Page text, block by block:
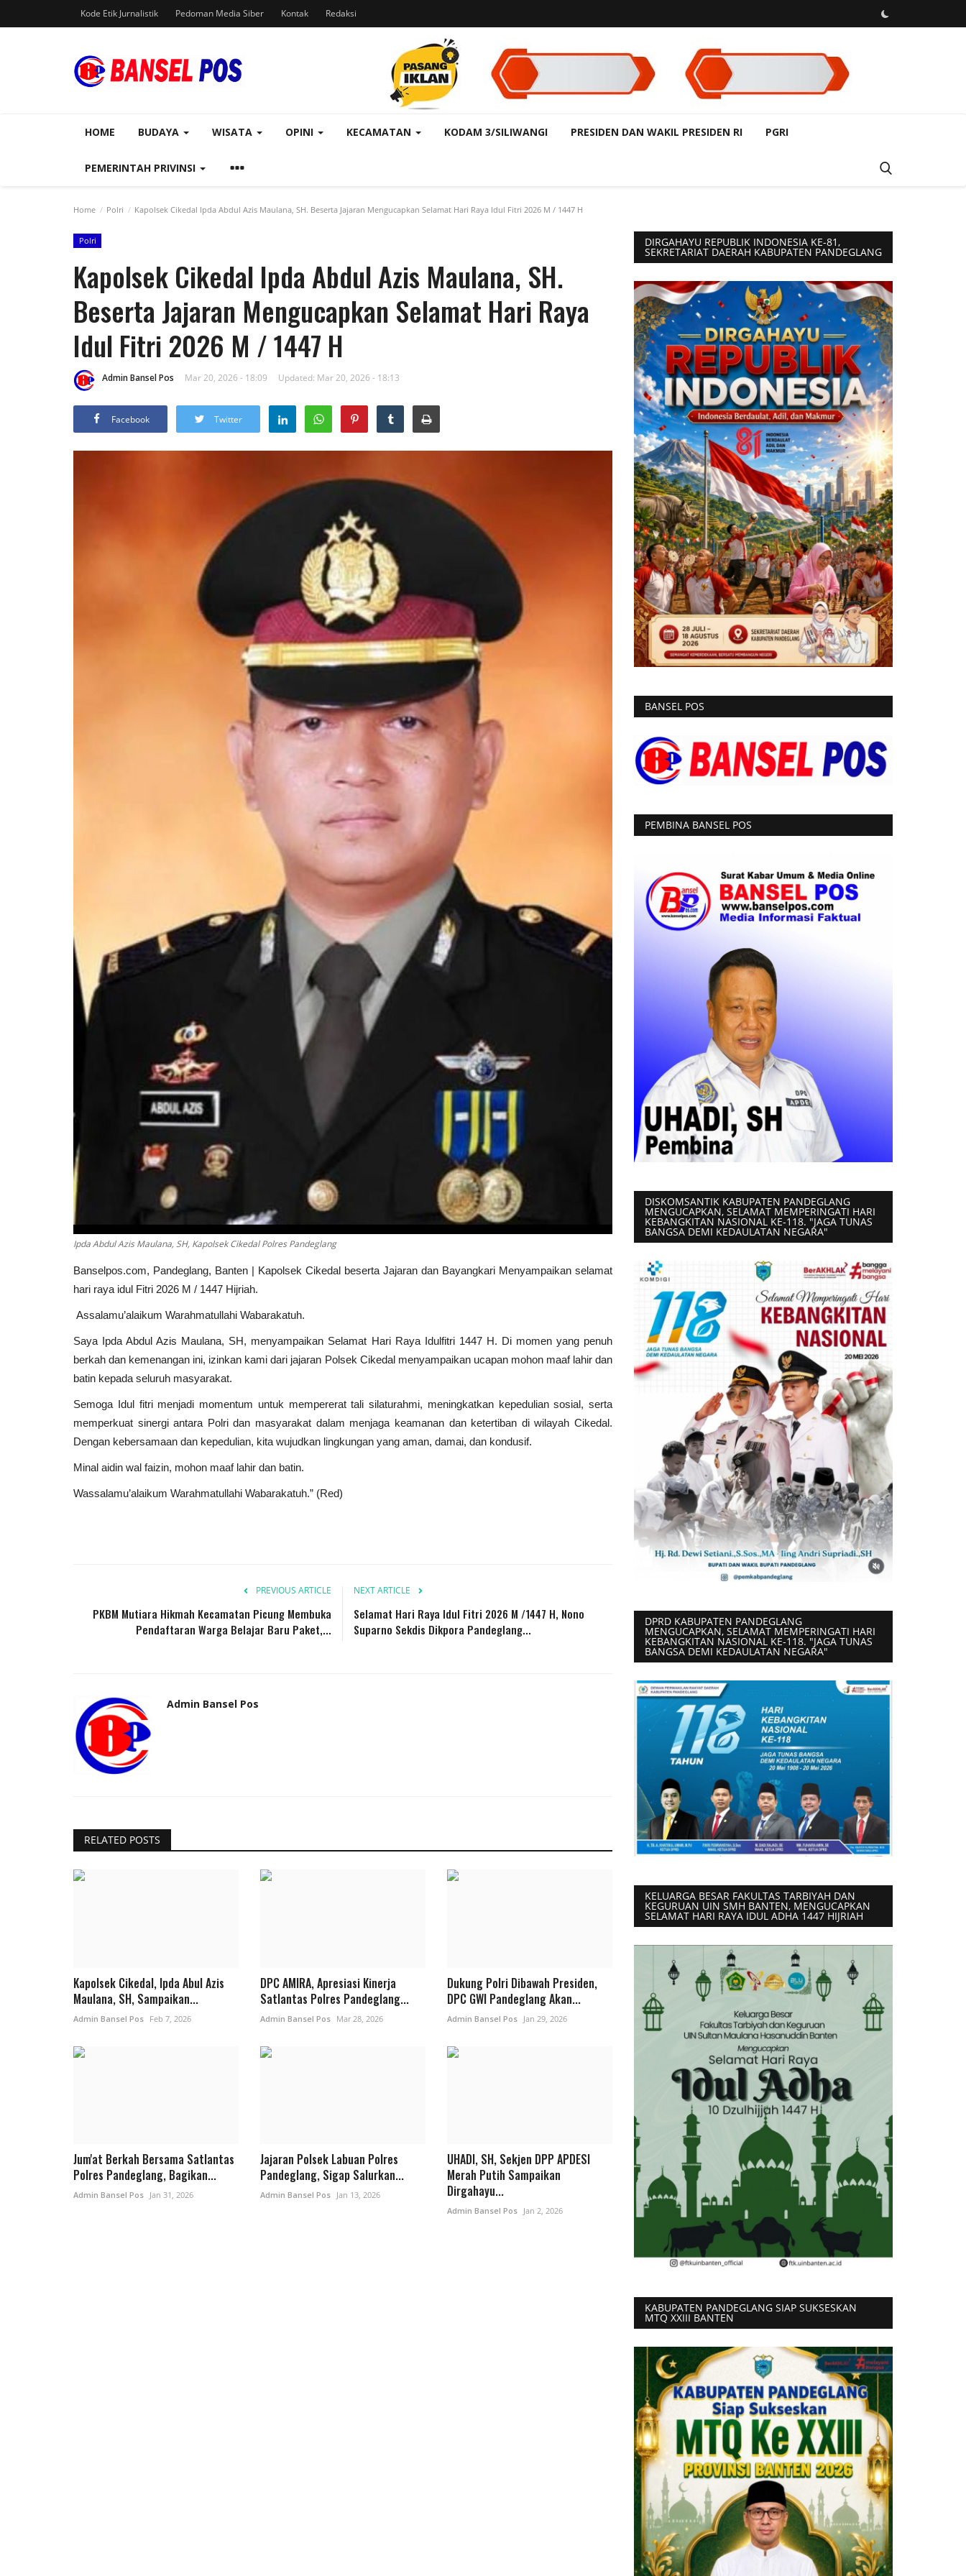
Kode Etik Jurnalistik Pedoman Media Siber Kontak Redaksi
HOME BUDAYA WISATA OPINI KECAMATAN KODAM 3/SILIWANGI PRESIDEN DAN WAKIL PRESIDEN RI PGRI
PEMERINTAH PRIVINSI
Home Polri Kapolsek Cikedal Ipda Abdul Azis Maulana, SH. Beserta Jajaran Mengucapkan Selamat Hari Raya Idul Fitri 2026 M / 1447 H
Polri
Kapolsek Cikedal Ipda Abdul Azis Maulana, SH.
Beserta Jajaran Mengucapkan Selamat Hari Raya
Idul Fitri 2026 M / 1447 H
Admin Bansel Pos Mar 20, 2026 - 18:09 Updated: Mar 20, 2026 - 18:13
Facebook Twitter
Ipda Abdul Azis Maulana, SH, Kapolsek Cikedal Polres Pandeglang
Banselpos.com, Pandeglang, Banten | Kapolsek Cikedal beserta Jajaran dan Bayangkari Menyampaikan selamat
hari raya idul Fitri 2026 M / 1447 Hijriah.
Assalamu’alaikum Warahmatullahi Wabarakatuh.
Saya Ipda Abdul Azis Maulana, SH, menyampaikan Selamat Hari Raya Idulfitri 1447 H. Di momen yang penuh
berkah dan kemenangan ini, izinkan kami dari jajaran Polsek Cikedal menyampaikan ucapan mohon maaf lahir dan
batin kepada seluruh masyarakat.
Semoga Idul fitri menjadi momentum untuk mempererat tali silaturahmi, meningkatkan kepedulian sosial, serta
memperkuat sinergi antara Polri dan masyarakat dalam menjaga keamanan dan ketertiban di wilayah Cikedal.
Dengan kebersamaan dan kepedulian, kita wujudkan lingkungan yang aman, damai, dan kondusif.
Minal aidin wal faizin, mohon maaf lahir dan batin.
Wassalamu’alaikum Warahmatullahi Wabarakatuh.” (Red)
PREVIOUS ARTICLE
PKBM Mutiara Hikmah Kecamatan Picung Membuka
Pendaftaran Warga Belajar Baru Paket,...
NEXT ARTICLE
Selamat Hari Raya Idul Fitri 2026 M /1447 H, Nono
Suparno Sekdis Dikpora Pandeglang...
Admin Bansel Pos
RELATED POSTS
Kapolsek Cikedal, Ipda Abul Azis
Maulana, SH, Sampaikan...
Admin Bansel Pos Feb 7, 2026
DPC AMIRA, Apresiasi Kinerja
Satlantas Polres Pandeglang...
Admin Bansel Pos Mar 28, 2026
Dukung Polri Dibawah Presiden,
DPC GWI Pandeglang Akan...
Admin Bansel Pos Jan 29, 2026
Jum'at Berkah Bersama Satlantas
Polres Pandeglang, Bagikan...
Admin Bansel Pos Jan 31, 2026
Jajaran Polsek Labuan Polres
Pandeglang, Sigap Salurkan...
Admin Bansel Pos Jan 13, 2026
UHADI, SH, Sekjen DPP APDESI
Merah Putih Sampaikan
Dirgahayu...
Admin Bansel Pos Jan 2, 2026
DIRGAHAYU REPUBLIK INDONESIA KE-81,
SEKRETARIAT DAERAH KABUPATEN PANDEGLANG
BANSEL POS
PEMBINA BANSEL POS
DISKOMSANTIK KABUPATEN PANDEGLANG
MENGUCAPKAN, SELAMAT MEMPERINGATI HARI
KEBANGKITAN NASIONAL KE-118. "JAGA TUNAS
BANGSA DEMI KEDAULATAN NEGARA"
DPRD KABUPATEN PANDEGLANG
MENGUCAPKAN, SELAMAT MEMPERINGATI HARI
KEBANGKITAN NASIONAL KE-118. "JAGA TUNAS
BANGSA DEMI KEDAULATAN NEGARA"
KELUARGA BESAR FAKULTAS TARBIYAH DAN
KEGURUAN UIN SMH BANTEN, MENGUCAPKAN
SELAMAT HARI RAYA IDUL ADHA 1447 HIJRIAH
KABUPATEN PANDEGLANG SIAP SUKSESKAN
MTQ XXIII BANTEN